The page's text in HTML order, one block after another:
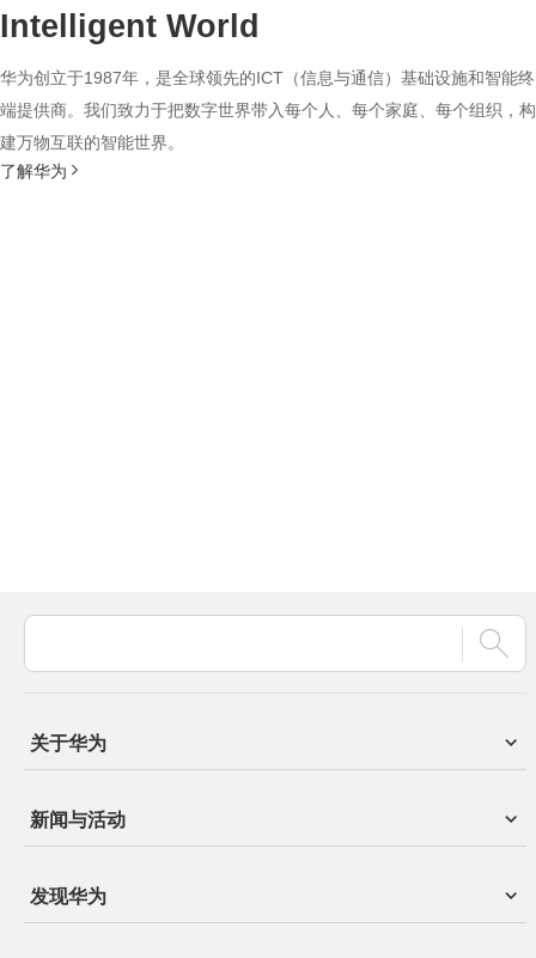
Intelligent World
华为创立于1987年，是全球领先的ICT（信息与通信）基础设施和智能终
端提供商。我们致力于把数字世界带入每个人、每个家庭、每个组织，构
建万物互联的智能世界。
了解华为
关于华为
新闻与活动
发现华为